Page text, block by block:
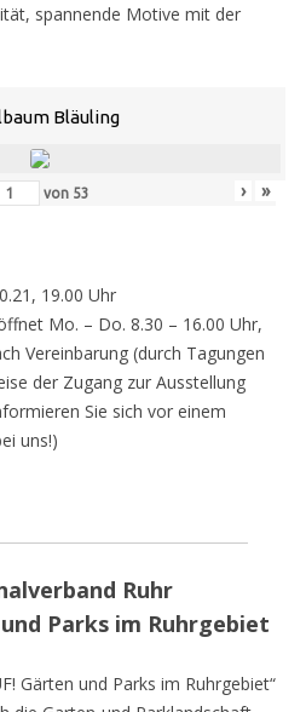
spannende Motive mit der
Bläuling
von 53 › »
19.00 Uhr
Mo. – Do. 8.30 – 16.00 Uhr,
Vereinbarung (durch Tagungen
der Zugang zur Ausstellung
Sie sich vor einem
uns!)
Ruhr
Parks im Ruhrgebiet
Gärten und Parks im Ruhrgebiet“